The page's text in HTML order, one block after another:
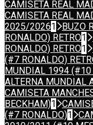
CAMISETA REAL
CAMISETA REAL
2025/20261
BUZO
RONALDO) RETRO1
RONALDO) RETRO1
(#7 RONALDO)
MUNDIAL 1994 (#10
ALTERNA MUNDIAL
CAMISETA
BECKHAM)1
(#7 RONALDO)1